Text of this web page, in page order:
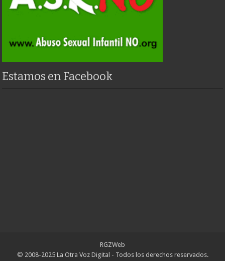
Estamos en Facebook
RGZWeb
© 2008-2025 La Otra Voz Digital - Todos los derechos reservados.